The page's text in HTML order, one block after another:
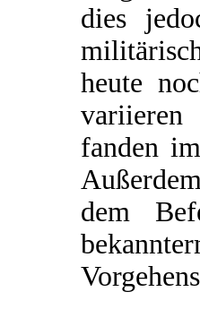
dies
heute
fanden
dem